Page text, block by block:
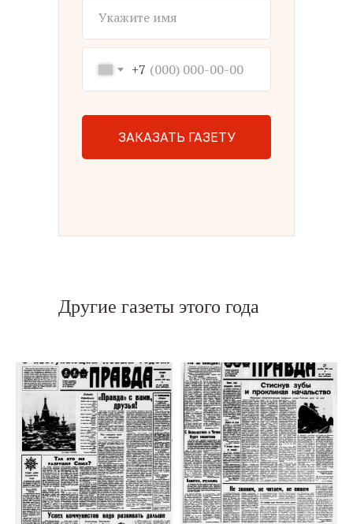
+7
ЗАКАЗАТЬ ГАЗЕТУ
Другие газеты этого года